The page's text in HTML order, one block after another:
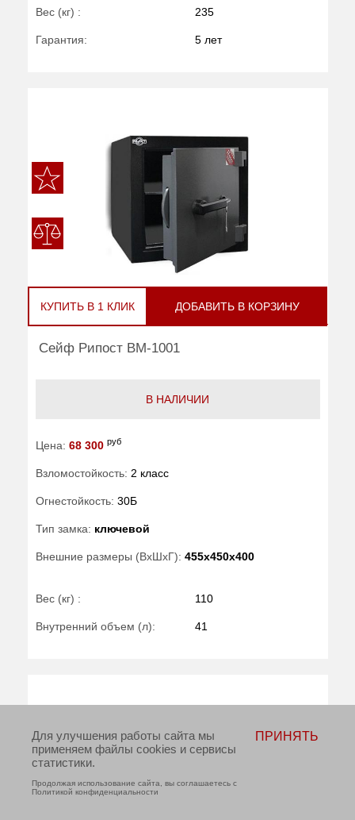
Вес (кг) : 235
Гарантия: 5 лет
КУПИТЬ В 1 КЛИК ДОБАВИТЬ В КОРЗИНУ
Сейф Рипост ВМ-1001
В НАЛИЧИИ
Цена: 68 300 руб
Взломостойкость: 2 класс
Огнестойкость: 30Б
Тип замка: ключевой
Внешние размеры (ВхШхГ): 455x450x400
Вес (кг) : 110
Внутренний объем (л): 41
Для улучшения работы сайта мы
применяем файлы cookies и сервисы
статистики.
Продолжая использование сайта, вы соглашаетесь с
Политикой конфиденциальности
ПРИНЯТЬ